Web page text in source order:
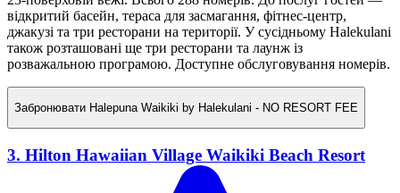
відкритий басейн, тераса для засмагання, фітнес-центр,
джакузі та три ресторани на території. У сусідньому Halekulani
також розташовані ще три ресторани та лаунж із
розважальною програмою. Доступне обслуговування номерів.
Забронювати Halepuna Waikiki by Halekulani - NO RESORT FEE
3. Hilton Hawaiian Village Waikiki Beach Resort